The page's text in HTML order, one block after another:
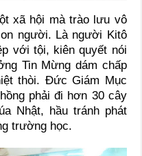
xã hội mà trào lưu vô
người. Là người Kitô
với tội, kiên quyết nói
Tin Mừng dám chấp
thòi. Đức Giám Mục
phải đi hơn 30 cây
Nhật, hầu tránh phát
trường học.